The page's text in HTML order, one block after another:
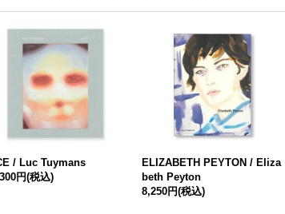
/ Luc Tuymans
円(税込)
ELIZABETH PEYTON / Eliza
beth Peyton
8,250円(税込)